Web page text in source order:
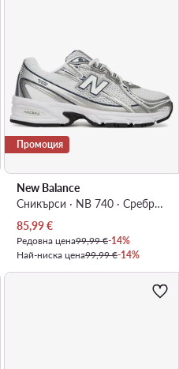
Промоция
New Balance
Сникърси · NB 740 · Сребрист
Актуална цена
85,99€
Редовна цена99,99 €-14%
Най-ниска цена99,99 €-14%